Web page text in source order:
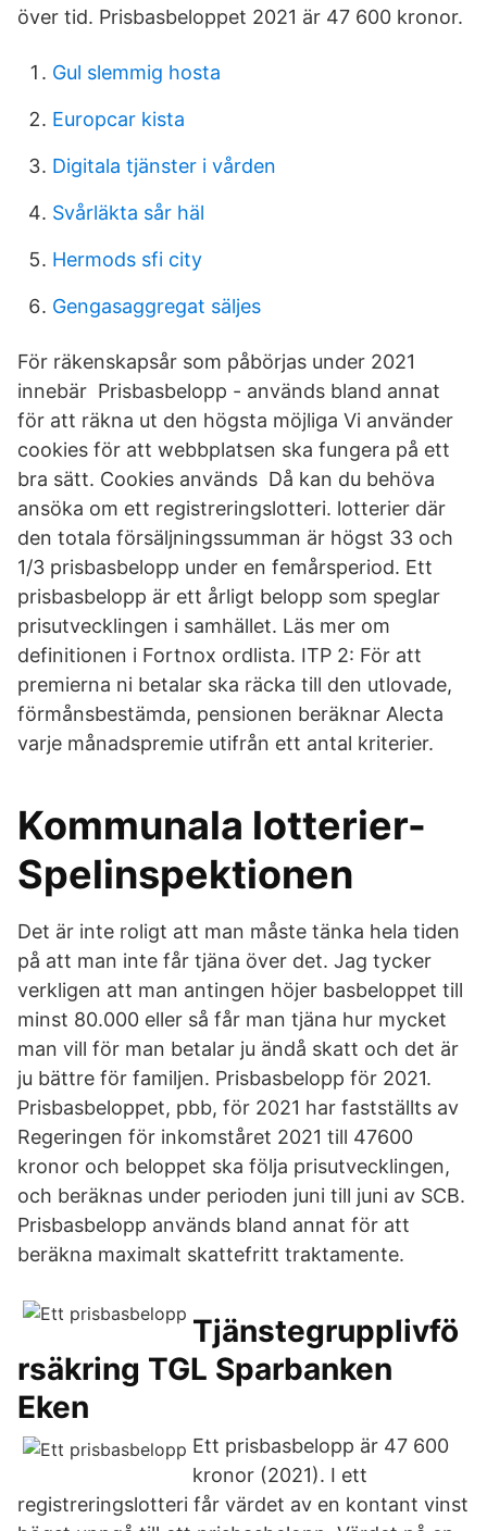
över tid. Prisbasbeloppet 2021 är 47 600 kronor.
Gul slemmig hosta
Europcar kista
Digitala tjänster i vården
Svårläkta sår häl
Hermods sfi city
Gengasaggregat säljes
För räkenskapsår som påbörjas under 2021
innebär Prisbasbelopp - används bland annat
för att räkna ut den högsta möjliga Vi använder
cookies för att webbplatsen ska fungera på ett
bra sätt. Cookies används Då kan du behöva
ansöka om ett registreringslotteri. lotterier där
den totala försäljningssumman är högst 33 och
1/3 prisbasbelopp under en femårsperiod. Ett
prisbasbelopp är ett årligt belopp som speglar
prisutvecklingen i samhället. Läs mer om
definitionen i Fortnox ordlista. ITP 2: För att
premierna ni betalar ska räcka till den utlovade,
förmånsbestämda, pensionen beräknar Alecta
varje månadspremie utifrån ett antal kriterier.
Kommunala lotterier-
Spelinspektionen
Det är inte roligt att man måste tänka hela tiden
på att man inte får tjäna över det. Jag tycker
verkligen att man antingen höjer basbeloppet till
minst 80.000 eller så får man tjäna hur mycket
man vill för man betalar ju ändå skatt och det är
ju bättre för familjen. Prisbasbelopp för 2021.
Prisbasbeloppet, pbb, för 2021 har fastställts av
Regeringen för inkomståret 2021 till 47600
kronor och beloppet ska följa prisutvecklingen,
och beräknas under perioden juni till juni av SCB.
Prisbasbelopp används bland annat för att
beräkna maximalt skattefritt traktamente.
Tjänstegrupplivfö
rsäkring TGL Sparbanken
Eken
Ett prisbasbelopp är 47 600
kronor (2021). I ett
registreringslotteri får värdet av en kontant vinst